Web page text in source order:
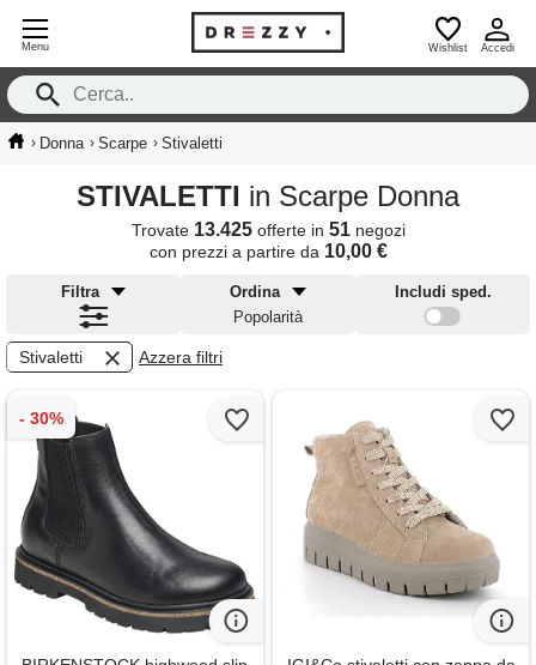
Menu Wishlist Accedi
› Donna › Scarpe › Stivaletti
STIVALETTI in Scarpe Donna
Trovate 13.425offerte in 51negozi
con prezzi a partire da 10,00 €
Filtra
Ordina
Popolarità
Includi sped.
Stivaletti Azzera filtri